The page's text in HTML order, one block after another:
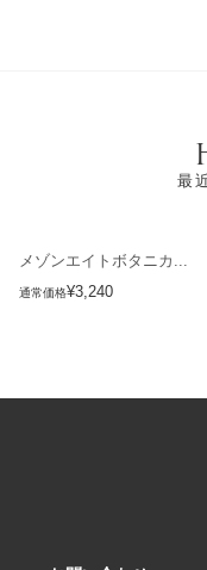
最
メゾンエイトボタニカ...
通常価格¥3,240